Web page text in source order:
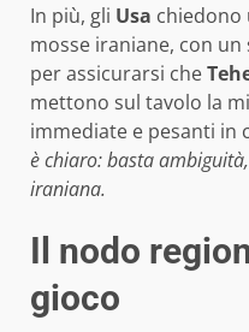
In più, gli Usa
mosse iraniane, con
per assicurarsi che
mettono sul tavolo la
immediate e pesanti in
è chiaro: basta
iraniana.
Il nodo
gioco